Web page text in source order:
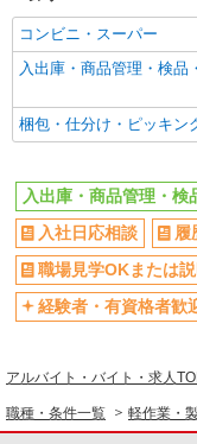
コンビニ・スーパー
入出庫・商品管理・検品
梱包・仕分け・ピッキン
入出庫・商品管理・検
入社日応相談
履
職場見学OKまたは
経験者・有資格者歓
アルバイト・バイト・求人
職種・条件一覧 軽作業・